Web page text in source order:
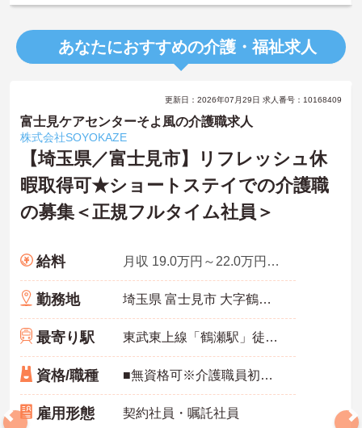
あなたにおすすめの介護・福祉求人
更新日：2026年07月29日 求人番号：10168409
富士見ケアセンターそよ風の介護職求人
株式会社SOYOKAZE
【埼玉県／富士見市】リフレッシュ休
暇取得可★ショートステイでの介護職
の募集＜正規フルタイム社員＞
給料 月収 19.0万円～22.0万円程度
勤務地 埼玉県 富士見市 大字鶴馬3547-12
最寄り駅 東武東上線「鶴瀬駅」徒歩5分
資格/職種 ■無資格可※介護職員初任者研修（ヘルパー2級）以上、介護福祉士 いずれかあれば尚可■経験不問■普通自動車免許必須
雇用形態 契約社員・嘱託社員